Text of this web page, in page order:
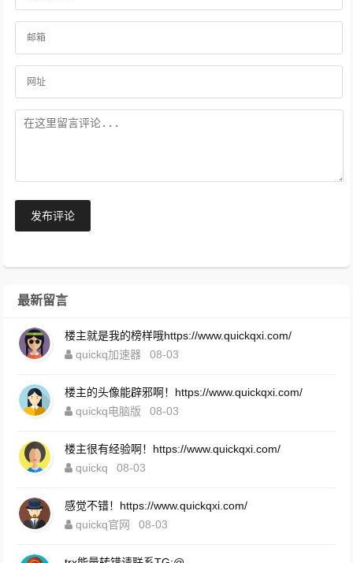
发布评论
最新留言
楼主就是我的榜样哦https://www.quickqxi.com/
quickq加速器
08-03
楼主的头像能辟邪啊！https://www.quickqxi.com/
quickq电脑版
08-03
楼主很有经验啊！https://www.quickqxi.com/
quickq
08-03
感觉不错！https://www.quickqxi.com/
quickq官网
08-03